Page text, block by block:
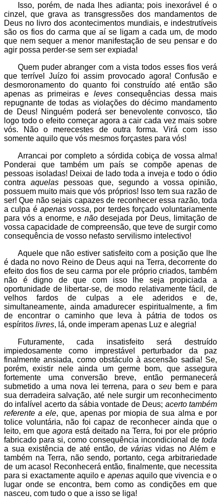
Isso, porém, de nada lhes adianta; pois inexorável é o
cinzel, que grava as transgressões dos mandamentos de
Deus no livro dos acontecimentos mundiais, e indestrutíveis
são os fios do carma que aí se ligam a cada um, de modo
que nem sequer a menor manifestação de seu pensar e do
agir possa perder-se sem ser expiada!
Quem puder abranger com a vista todos esses fios verá
que terrível Juízo foi assim provocado agora! Confusão e
desmoronamento do quanto foi construído até então são
apenas as primeiras e levesconsequências dessa mais
repugnante de todas as violações do décimo mandamento
de Deus! Ninguém poderá ser benevolente convosco, tão
logo todo o efeito começar agora a cair cada vez mais sobre
vós. Não o merecestes de outra forma. Virá com isso
somente aquilo que vós mesmos forçastes para vós!
Arrancai por completo a sórdida cobiça de vossa alma!
Ponderai que também um país se compõe apenas de
pessoas isoladas! Deixai de lado toda a inveja e todo o ódio
contra aquelas pessoas que, segundo a vossa opinião,
possuem muito mais que vós próprios! Isso tem sua razão de
ser! Que não sejais capazes de reconhecer essa razão, toda
a culpa é apenas vossa, por terdes forçado voluntariamente
para vós a enorme, e nãodesejada por Deus, limitação de
vossa capacidade de compreensão, que teve de surgir como
consequência de vosso nefasto servilismo intelectivo!
Aquele que não estiver satisfeito com a posição que lhe
é dada no novo Reino de Deus aqui na Terra, decorrente do
efeito dos fios de seu carma por ele próprio criados, também
não é digno de que com isso lhe seja propiciada a
oportunidade de libertar-se, de modo relativamente fácil, de
velhos fardos de culpas a ele aderidos e de,
simultaneamente, ainda amadurecer espiritualmente, a fim
de encontrar o caminho que leva à pátria de todos os
espíritos livres, lá, onde imperam apenas Luz e alegria!
Futuramente, cada insatisfeito será destruído
impiedosamente como imprestável perturbador da paz
finalmente ansiada, como obstáculo à ascensão sadia! Se,
porém, existir nele ainda um germe bom, que assegura
fortemente uma conversão breve, então permanecerá
submetido a uma nova lei terrena, para oseu bem e para
sua derradeira salvação, até nele surgir um reconhecimento
do infalível acerto da sábia vontade de Deus; acerto também
referente a ele, que, apenas por miopia de sua alma e por
tolice voluntária, não foi capaz de reconhecer ainda que o
leito, em que agora está deitado na Terra, foi por ele próprio
fabricado para si, como consequência incondicional de toda
a sua existência de até então, de várias vidas no Além e
também na Terra, não sendo, portanto, cega arbitrariedade
de um acaso! Reconhecerá então, finalmente, que necessita
para si exactamente aquilo e apenasaquilo que vivencia e o
lugar onde se encontra, bem como as condições em que
nasceu, com tudo o que a isso se liga!